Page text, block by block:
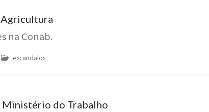
Agricultura
na Conab.
escandalos
Ministério do Trabalho